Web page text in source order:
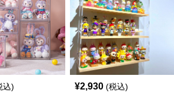
込) ¥2,930 (税込)